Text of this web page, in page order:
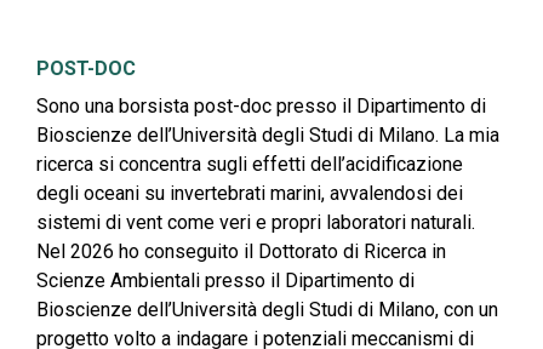
POST-DOC
Sono una borsista post-doc presso il Dipartimento di
Bioscienze dell’Università degli Studi di Milano. La mia
ricerca si concentra sugli effetti dell’acidificazione
degli oceani su invertebrati marini, avvalendosi dei
sistemi di vent come veri e propri laboratori naturali.
Nel 2026 ho conseguito il Dottorato di Ricerca in
Scienze Ambientali presso il Dipartimento di
Bioscienze dell’Università degli Studi di Milano, con un
progetto volto a indagare i potenziali meccanismi di